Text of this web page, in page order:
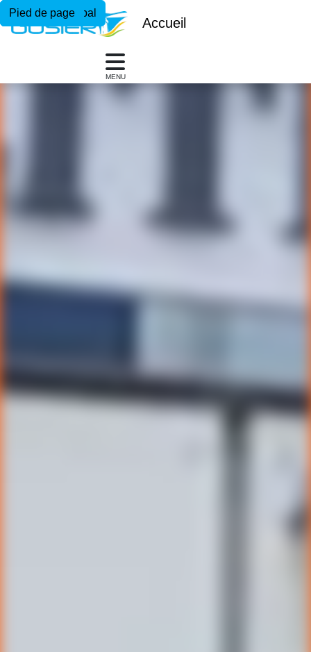
Menu principal
Contenu principal
Pied de page
Accueil
MENU